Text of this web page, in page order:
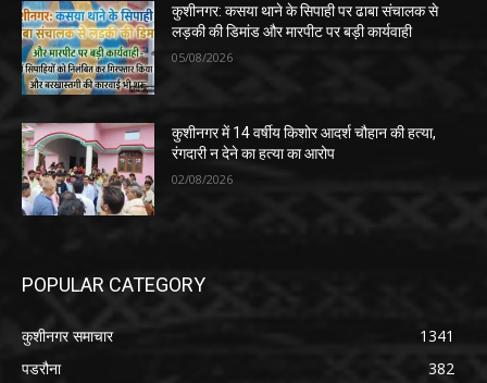
कुशीनगर: कसया थाने के सिपाही पर ढाबा संचालक से
लड़की की डिमांड और मारपीट पर बड़ी कार्यवाही
05/08/2026
कुशीनगर में 14 वर्षीय किशोर आदर्श चौहान की हत्या,
रंगदारी न देने का हत्या का आरोप
02/08/2026
POPULAR CATEGORY
कुशीनगर समाचार
1341
पडरौना
382